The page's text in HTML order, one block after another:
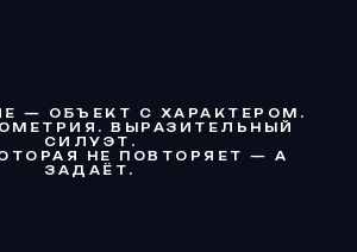
— ОБЪЕКТ С ХАРАКТЕРОМ.
ВЫРАЗИТЕЛЬНЫЙ
СИЛУЭТ.
НЕ ПОВТОРЯЕТ — А
ЗАДАЁТ.